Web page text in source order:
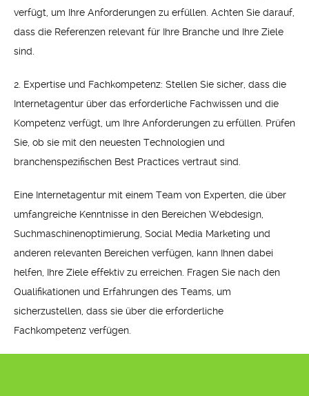
verfügt, um Ihre Anforderungen zu erfüllen. Achten Sie darauf,
dass die Referenzen relevant für Ihre Branche und Ihre Ziele
sind.
2. Expertise und Fachkompetenz: Stellen Sie sicher, dass die
Internetagentur über das erforderliche Fachwissen und die
Kompetenz verfügt, um Ihre Anforderungen zu erfüllen. Prüfen
Sie, ob sie mit den neuesten Technologien und
branchenspezifischen Best Practices vertraut sind.
Eine Internetagentur mit einem Team von Experten, die über
umfangreiche Kenntnisse in den Bereichen Webdesign,
Suchmaschinenoptimierung, Social Media Marketing und
anderen relevanten Bereichen verfügen, kann Ihnen dabei
helfen, Ihre Ziele effektiv zu erreichen. Fragen Sie nach den
Qualifikationen und Erfahrungen des Teams, um
sicherzustellen, dass sie über die erforderliche
Fachkompetenz verfügen.